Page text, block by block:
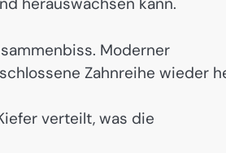
Moderner
Zahnreihe wieder
verteilt, was die